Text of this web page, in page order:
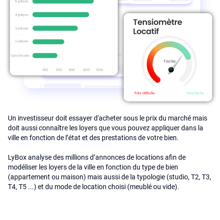
Un investisseur doit essayer d'acheter sous le prix du marché mais
doit aussi connaître les loyers que vous pouvez appliquer dans la
ville en fonction de l’état et des prestations de votre bien.
LyBox analyse des millions d’annonces de locations afin de
modéliser les loyers de la ville en fonction du type de bien
(appartement ou maison) mais aussi de la typologie (studio, T2, T3,
T4, T5 ...) et du mode de location choisi (meublé ou vide).